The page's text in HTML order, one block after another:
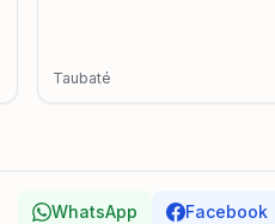
Taubaté
WhatsApp Facebook